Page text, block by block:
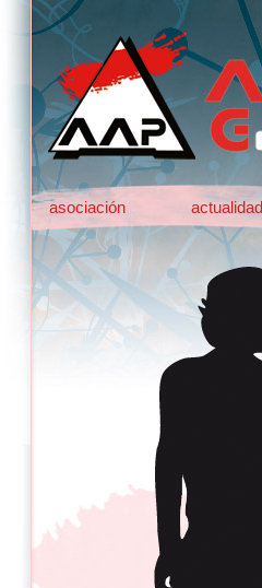
asociación actualidad